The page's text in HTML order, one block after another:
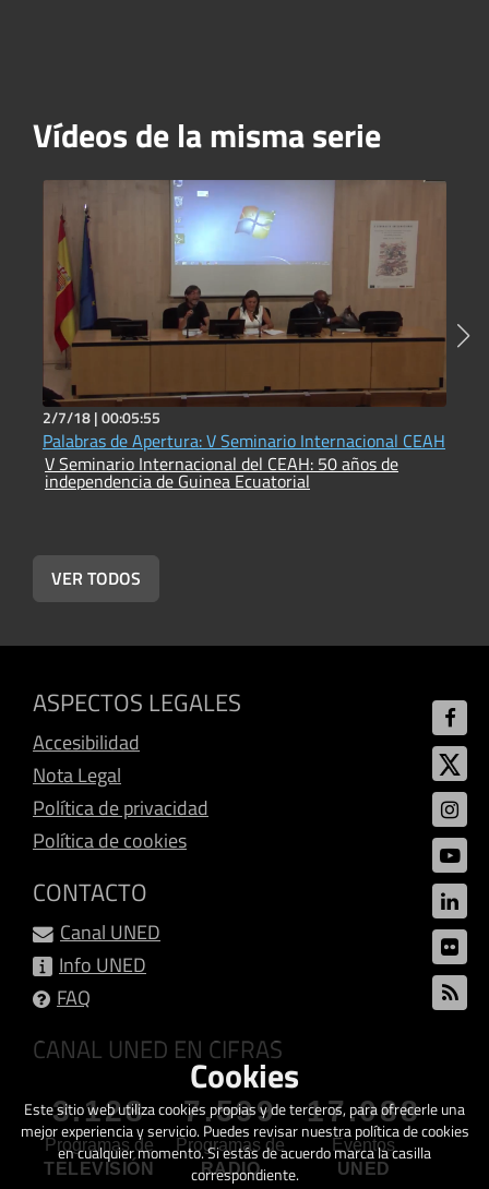
Vídeos de la misma serie
2/7/18 |00:05:55
Palabras de Apertura: V Seminario Internacional CEAH
V Seminario Internacional del CEAH: 50 años de
independencia de Guinea Ecuatorial
VER TODOS
ASPECTOS LEGALES
Accesibilidad
Nota Legal
Política de privacidad
Política de cookies
CONTACTO
Canal UNED
Info UNED
FAQ
CANAL UNED EN CIFRAS
3.128
Programas de
TELEVISIÓN
7.599
Programas de
RADIO
17.088
Eventos
UNED
Cookies
Este sitio web utiliza cookies propias y de terceros, para ofrecerle una
mejor experiencia y servicio. Puedes revisar nuestra política de cookies
en cualquier momento. Si estás de acuerdo marca la casilla
correspondiente.